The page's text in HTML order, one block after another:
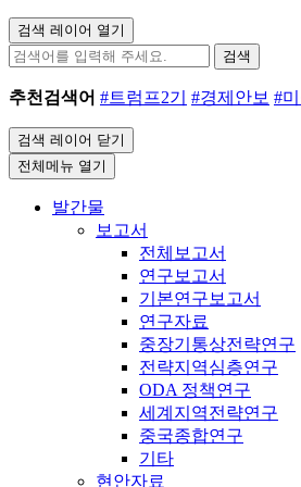
검색 레이어 열기
검색
추천검색어 #트럼프2기 #경제안보 #
검색 레이어 닫기
전체메뉴 열기
발간물
보고서
전체보고서
연구보고서
기본연구보고서
연구자료
중장기통상전략연구
전략지역심층연구
ODA 정책연구
세계지역전략연구
중국종합연구
기타
현안자료